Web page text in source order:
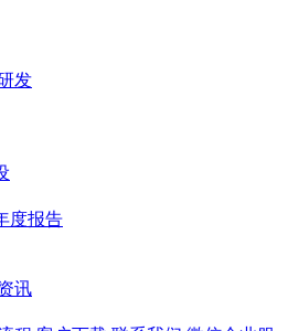
发
度报告
讯